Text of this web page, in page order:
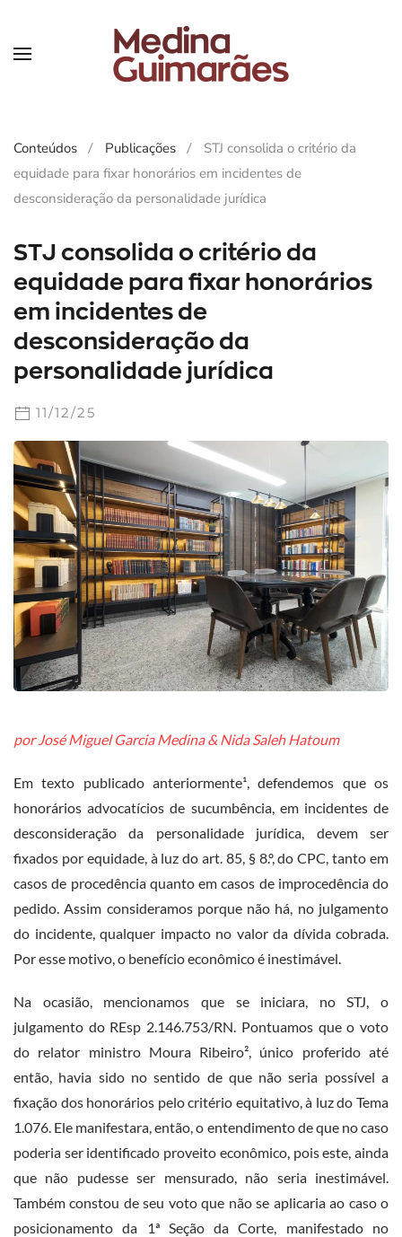
Conteúdos Publicações
STJ consolida o critério da
equidade para fixar honorários em incidentes de
desconsideração da personalidade jurídica
STJ consolida o critério da
equidade para fixar honorários
em incidentes de
desconsideração da
personalidade jurídica
11/12/25
por José Miguel Garcia Medina & Nida Saleh Hatoum
Em texto publicado anteriormente¹, defendemos que os
honorários advocatícios de sucumbência, em incidentes de
desconsideração da personalidade jurídica, devem ser
fixados por equidade, à luz do art. 85, § 8.º, do CPC, tanto em
casos de procedência quanto em casos de improcedência do
pedido. Assim consideramos porque não há, no julgamento
do incidente, qualquer impacto no valor da dívida cobrada.
Por esse motivo, o benefício econômico é inestimável.
Na ocasião, mencionamos que se iniciara, no STJ, o
julgamento do REsp 2.146.753/RN. Pontuamos que o voto
do relator ministro Moura Ribeiro², único proferido até
então, havia sido no sentido de que não seria possível a
fixação dos honorários pelo critério equitativo, à luz do Tema
1.076. Ele manifestara, então, o entendimento de que no caso
poderia ser identificado proveito econômico, pois este, ainda
que não pudesse ser mensurado, não seria inestimável.
Também constou de seu voto que não se aplicaria ao caso o
posicionamento da 1ª Seção da Corte, manifestado no